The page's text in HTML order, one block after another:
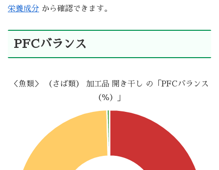
栄養成分 から確認できます。
PFCバランス
＜魚類＞ （さば類） 加工品 開き干し の「PFCバランス
（％）」